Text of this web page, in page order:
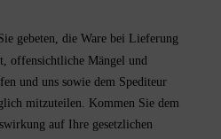
gebeten, die Ware bei Lieferung
offensichtliche Mängel und
und uns sowie dem Spediteur
mitzuteilen. Kommen Sie dem
auf Ihre gesetzlichen